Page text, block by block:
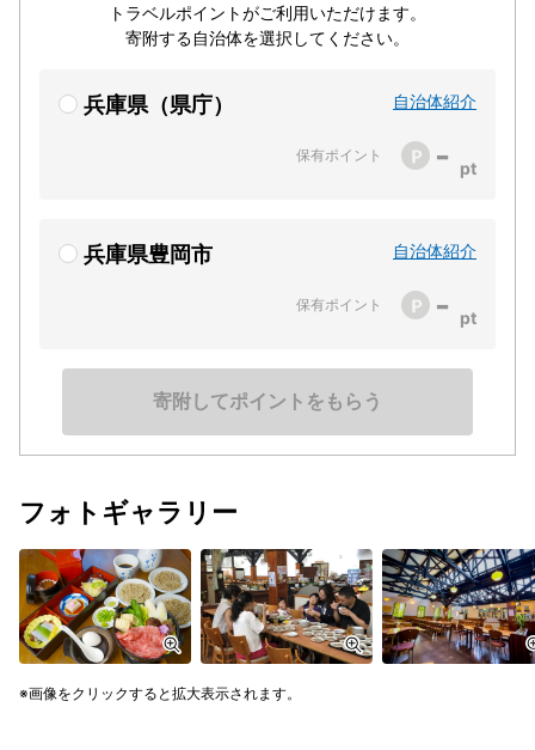
トラベルポイントがご利用いただけます。
寄附する自治体を選択してください。
兵庫県（県庁） 自治体紹介
保有ポイント -
兵庫県豊岡市 自治体紹介
保有ポイント -
寄附してポイントをもらう
フォトギャラリー
画像をクリックすると拡大表示されます。